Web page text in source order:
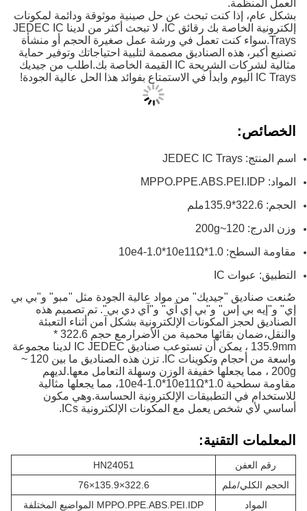
العمل المنظمة.
بشكل عام، إذا كنت تبحث عن حل صينية موثوقة ودائمة لمكونات
إلكترونية الخاصة بك رقائق IC، لا تبحث أكثر من لدينا JEDEC IC
Trays.سواء كنت تعمل في ورشة عمل صغيرة الحجم أو منشأة
تصنيع أكبر، هذه الصناديق مصممة لتلبية احتياجاتك وتوفير حماية
مثالية لشركات الشريحة IC القيمة الخاصة بك.اطلب من جيديك
IC Trays اليوم وابدأ في الاستمتاع بفوائد هذا الحل عالية الجودة!
الخصائص:
اسم المنتج: JEDEC IC Trays
المواد: MPPO.PPE.ABS.PEI.IDP
الحجم: 322.6*135.9ملم
وزن الدرج: 120~200g
مقاومة السطح: 1.0*10e4-1.0*10e11Ω
التطبيق: عبوات IC
صُنعت صناديق "جيديك" من مواد عالية الجودة مثل "مبو" و"بي بي
إي" و"إيه بي إس" و"بي إي آي" و"آي دي بي". تم تصميم هذه
الصناديق لحجز المكونات الإلكترونية بشكل آمن أثناء التعبئة
والنقل،ضمان بقائها محمية من الأضرارمع حجم 322.6 *
135.9mm ، يمكن أن تستوعب صناديق IC JEDEC لدينا مجموعة
واسعة من أحجام وتكوينات IC. تزن هذه الصناديق ما بين 120 ~
200g ، مما يجعلها خفيفة الوزن وسهلة التعامل معها.لديهم
مقاومة سطحية 1.0*10e4-1.0*10e11Ω، مما يجعلها مثالية
للاستخدام في التطبيقات الإلكترونية الحساسة.وهي مكون
أساسي لأي شخص يعمل مع المكونات الإلكترونية ICs.
المعلمات التقنية:
رقم العفن
HN24051
الحجم الكلي/ملم
322.6×135.9×76
المواد
MPPO.PPE.ABS.PEI.IDP المواضيع المختلفة